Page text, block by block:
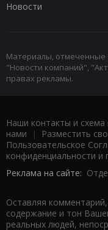
Новости
Материалы, отмеченные
"Новости компаний",
правах рекламы.
Наши контакты и схема
нами | Разместить
Пользовательское
конфиденциальности и
Реклама на сайте:
Оставляя
содержание и тон
реальных людей,